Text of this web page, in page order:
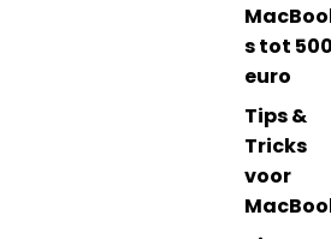
s tot
euro
Tips &
Tricks
voor